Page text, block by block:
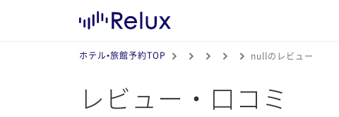
ホテル•旅館予約TOP nullのレビュー
レビュー・口コミ